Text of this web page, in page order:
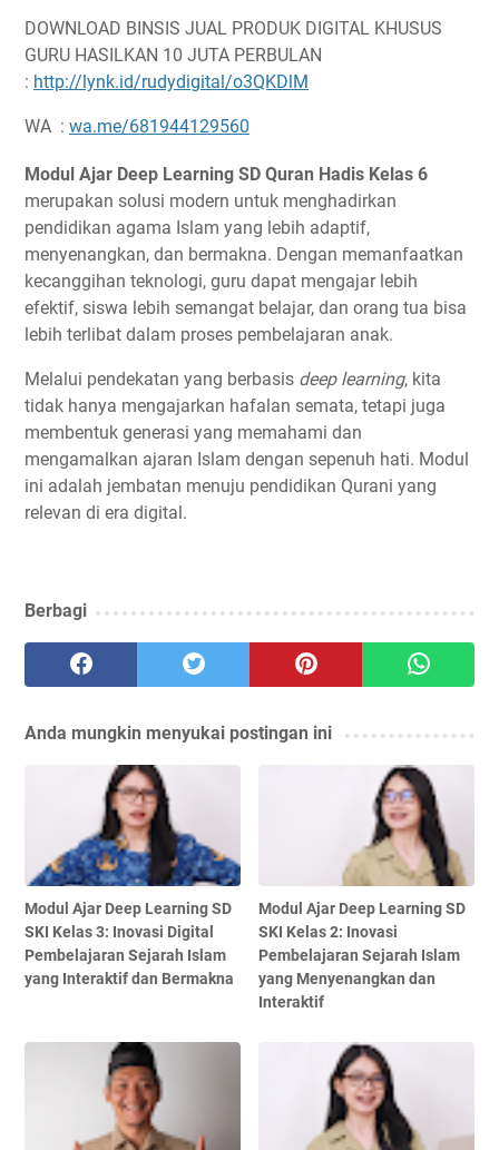
DOWNLOAD BINSIS JUAL PRODUK DIGITAL KHUSUS
GURU HASILKAN 10 JUTA PERBULAN
: http://lynk.id/rudydigital/o3QKDlM
WA : wa.me/681944129560
Modul Ajar Deep Learning SD Quran Hadis Kelas 6
merupakan solusi modern untuk menghadirkan
pendidikan agama Islam yang lebih adaptif,
menyenangkan, dan bermakna. Dengan memanfaatkan
kecanggihan teknologi, guru dapat mengajar lebih
efektif, siswa lebih semangat belajar, dan orang tua bisa
lebih terlibat dalam proses pembelajaran anak.
Melalui pendekatan yang berbasis deep learning, kita
tidak hanya mengajarkan hafalan semata, tetapi juga
membentuk generasi yang memahami dan
mengamalkan ajaran Islam dengan sepenuh hati. Modul
ini adalah jembatan menuju pendidikan Qurani yang
relevan di era digital.
Berbagi
Anda mungkin menyukai postingan ini
Modul Ajar Deep Learning SD
SKI Kelas 3: Inovasi Digital
Pembelajaran Sejarah Islam
yang Interaktif dan Bermakna
Modul Ajar Deep Learning SD
SKI Kelas 2: Inovasi
Pembelajaran Sejarah Islam
yang Menyenangkan dan
Interaktif